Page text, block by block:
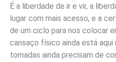
É a liberdade de ir e vir, a
lugar com mais acesso, e a
de um ciclo para nos colocar
cansaço físico ainda está aqui
tomadas ainda precisam de